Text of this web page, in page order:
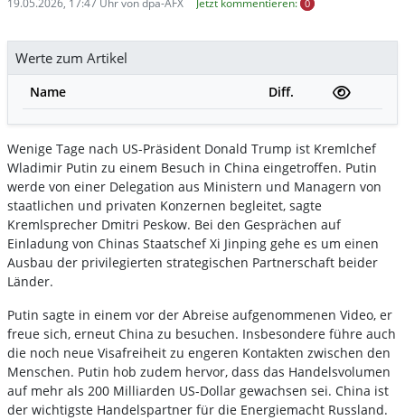
19.05.2026, 17:47 Uhr von dpa-AFX Jetzt kommentieren: 0
Werte zum Artikel
Name Diff.
Wenige Tage nach US-Präsident Donald Trump ist Kremlchef
Wladimir Putin zu einem Besuch in China eingetroffen. Putin
werde von einer Delegation aus Ministern und Managern von
staatlichen und privaten Konzernen begleitet, sagte
Kremlsprecher Dmitri Peskow. Bei den Gesprächen auf
Einladung von Chinas Staatschef Xi Jinping gehe es um einen
Ausbau der privilegierten strategischen Partnerschaft beider
Länder.
Putin sagte in einem vor der Abreise aufgenommenen Video, er
freue sich, erneut China zu besuchen. Insbesondere führe auch
die noch neue Visafreiheit zu engeren Kontakten zwischen den
Menschen. Putin hob zudem hervor, dass das Handelsvolumen
auf mehr als 200 Milliarden US-Dollar gewachsen sei. China ist
der wichtigste Handelspartner für die Energiemacht Russland.